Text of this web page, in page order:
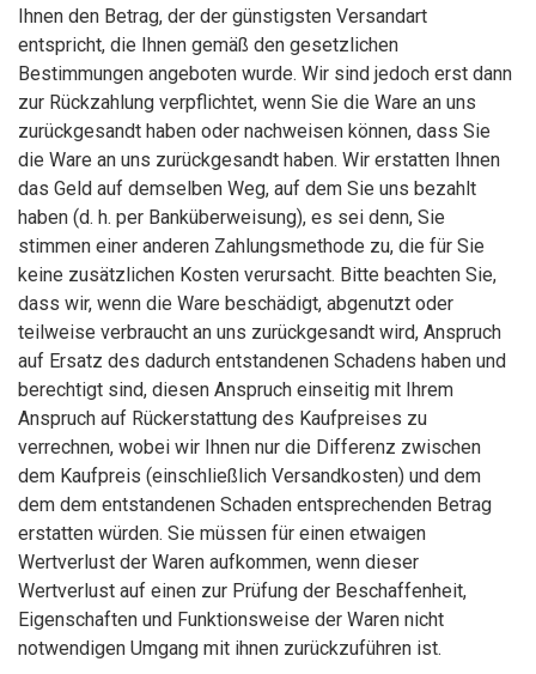
Ihnen den Betrag, der der günstigsten Versandart
entspricht, die Ihnen gemäß den gesetzlichen
Bestimmungen angeboten wurde. Wir sind jedoch erst dann
zur Rückzahlung verpflichtet, wenn Sie die Ware an uns
zurückgesandt haben oder nachweisen können, dass Sie
die Ware an uns zurückgesandt haben. Wir erstatten Ihnen
das Geld auf demselben Weg, auf dem Sie uns bezahlt
haben (d. h. per Banküberweisung), es sei denn, Sie
stimmen einer anderen Zahlungsmethode zu, die für Sie
keine zusätzlichen Kosten verursacht. Bitte beachten Sie,
dass wir, wenn die Ware beschädigt, abgenutzt oder
teilweise verbraucht an uns zurückgesandt wird, Anspruch
auf Ersatz des dadurch entstandenen Schadens haben und
berechtigt sind, diesen Anspruch einseitig mit Ihrem
Anspruch auf Rückerstattung des Kaufpreises zu
verrechnen, wobei wir Ihnen nur die Differenz zwischen
dem Kaufpreis (einschließlich Versandkosten) und dem
dem dem entstandenen Schaden entsprechenden Betrag
erstatten würden. Sie müssen für einen etwaigen
Wertverlust der Waren aufkommen, wenn dieser
Wertverlust auf einen zur Prüfung der Beschaffenheit,
Eigenschaften und Funktionsweise der Waren nicht
notwendigen Umgang mit ihnen zurückzuführen ist.